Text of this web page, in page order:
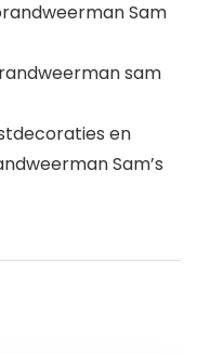
Sam
sam
en
Sam’s